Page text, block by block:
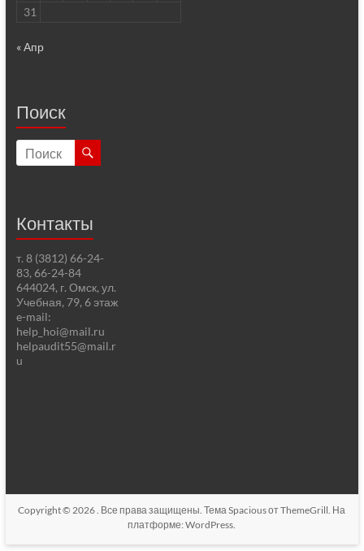
31
« Апр
Поиск
Контакты
т. 8 (3812) 66-24-
83, 66-24-84
644024, г. Омск, ул.
Учебная, 79, 6 этаж
e-mail:
help_hoi@mail.ru
helpaudit55@mail.r
u
Copyright © 2026. Все права защищены. ТемаSpaciousот ThemeGrill. На
платформе:WordPress.